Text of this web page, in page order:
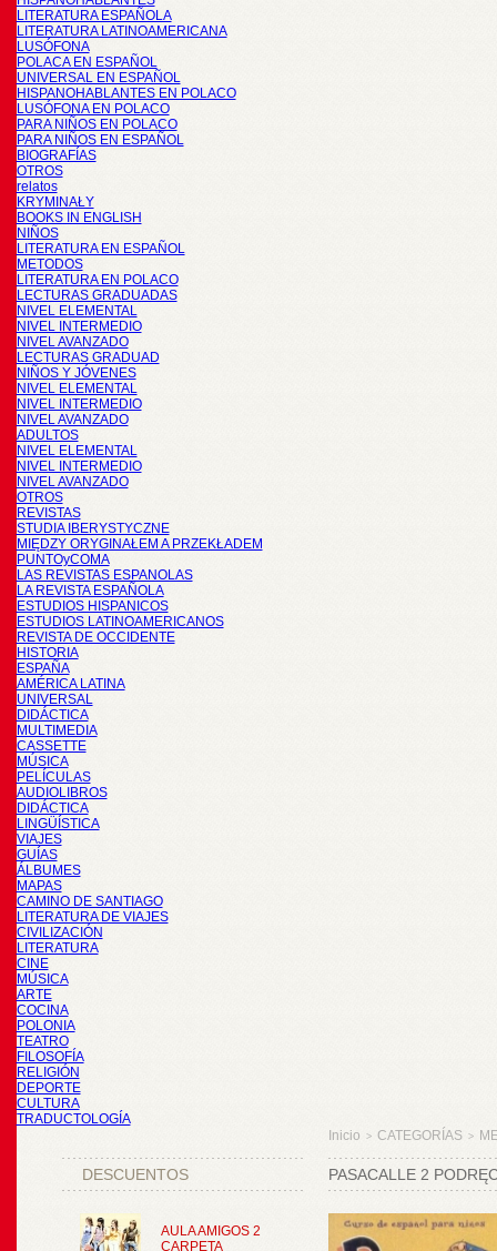
LITERATURA ESPAÑOLA
LITERATURA LATINOAMERICANA
LUSÓFONA
POLACA EN ESPAÑOL
UNIVERSAL EN ESPAÑOL
HISPANOHABLANTES EN POLACO
LUSÓFONA EN POLACO
PARA NIÑOS EN POLACO
PARA NIÑOS EN ESPAÑOL
BIOGRAFÍAS
OTROS
relatos
KRYMINAŁY
BOOKS IN ENGLISH
NIÑOS
LITERATURA EN ESPAÑOL
METODOS
LITERATURA EN POLACO
LECTURAS GRADUADAS
NIVEL ELEMENTAL
NIVEL INTERMEDIO
NIVEL AVANZADO
LECTURAS GRADUAD
NIÑOS Y JÓVENES
NIVEL ELEMENTAL
NIVEL INTERMEDIO
NIVEL AVANZADO
ADULTOS
NIVEL ELEMENTAL
NIVEL INTERMEDIO
NIVEL AVANZADO
OTROS
REVISTAS
STUDIA IBERYSTYCZNE
MIĘDZY ORYGINAŁEM A PRZEKŁADEM
PUNTOyCOMA
LAS REVISTAS ESPANOLAS
LA REVISTA ESPAÑOLA
ESTUDIOS HISPANICOS
ESTUDIOS LATINOAMERICANOS
REVISTA DE OCCIDENTE
HISTORIA
ESPAÑA
AMÉRICA LATINA
UNIVERSAL
DIDÁCTICA
MULTIMEDIA
CASSETTE
MÚSICA
PELÍCULAS
AUDIOLIBROS
DIDÁCTICA
LINGÜÍSTICA
VIAJES
GUÍAS
ÁLBUMES
MAPAS
CAMINO DE SANTIAGO
LITERATURA DE VIAJES
CIVILIZACIÓN
LITERATURA
CINE
MÚSICA
ARTE
COCINA
POLONIA
TEATRO
FILOSOFÍA
RELIGIÓN
DEPORTE
CULTURA
TRADUCTOLOGÍA
DESCUENTOS
AULA AMIGOS 2
CARPETA
Inicio > CATEGORÍAS >
PASACALLE 2